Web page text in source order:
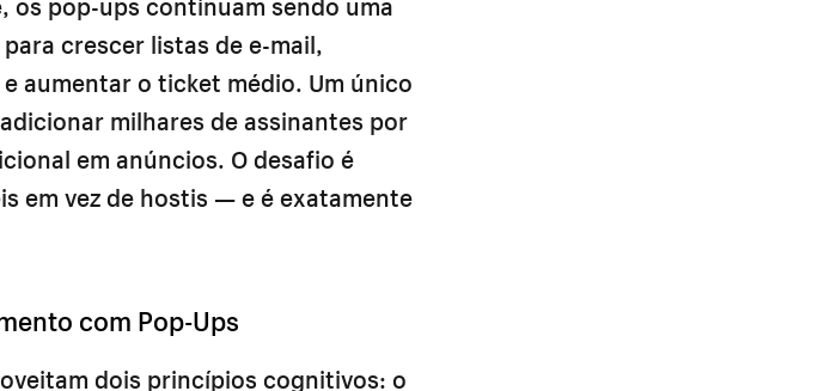
crescer listas de e-mail,
aumentar o ticket médio. Um único
milhares de assinantes por
em anúncios. O desafio é
em vez de hostis — e é exatamente
com Pop-Ups
dois princípios cognitivos: o